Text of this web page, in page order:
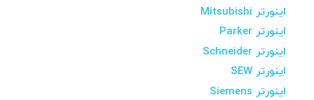
اینورتر Mitsubishi
اینورتر Parker
اینورتر Schneider
اینورتر SEW
اینورتر Siemens